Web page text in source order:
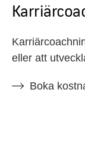
eller att
Boka